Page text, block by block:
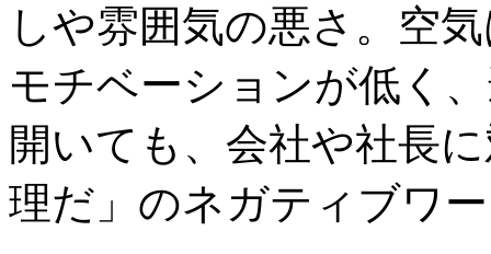
しや雰囲気の悪さ。空
モチベーションが低く
開いても、会社や社長
理だ」のネガティブワ